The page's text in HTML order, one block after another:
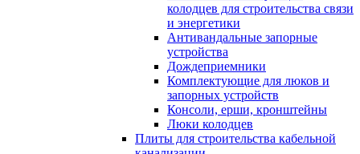
колодцев для строительства связи
и энергетики
Антивандальные запорные
устройства
Дождеприемники
Комплектующие для люков и
запорных устройств
Консоли, ерши, кронштейны
Люки колодцев
Плиты для строительства кабельной